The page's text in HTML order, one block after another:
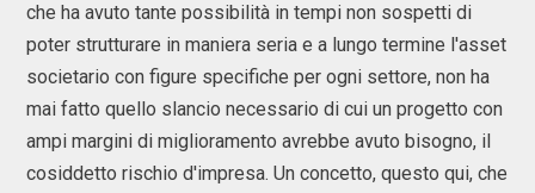
che ha avuto tante possibilità in tempi non sospetti di
poter strutturare in maniera seria e a lungo termine l'asset
societario con figure specifiche per ogni settore, non ha
mai fatto quello slancio necessario di cui un progetto con
ampi margini di miglioramento avrebbe avuto bisogno, il
cosiddetto rischio d'impresa. Un concetto, questo qui, che